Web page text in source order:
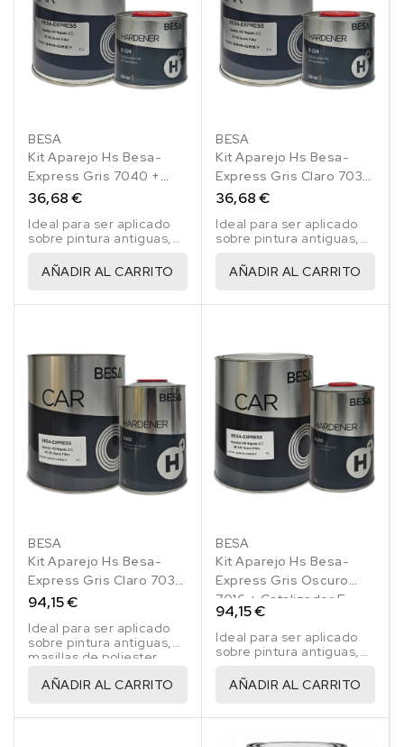
BESA
Kit Aparejo Hs Besa-
Express Gris 7040 +
Catalizador E-224 1,25 Lt
36,68 €
Ideal para ser aplicado
sobre pintura antiguas,
fibra de vidrio, acero y
galvanizado.
AÑADIR AL CARRITO
BESA
Kit Aparejo Hs Besa-
Express Gris Claro 7035
+ Catalizador E-224 1,25
36,68 €
Ideal para ser aplicado
sobre pintura antiguas,
fibra de vidrio, acero y
galvanizado.
AÑADIR AL CARRITO
BESA
Kit Aparejo Hs Besa-
Express Gris Claro 7035
+ E-202 5 Lt
94,15 €
Ideal para ser aplicado
sobre pintura antiguas,
masillas de poliester,
galvanizado.
AÑADIR AL CARRITO
BESA
Kit Aparejo Hs Besa-
Express Gris Oscuro
7016 + Catalizador E-
202 5 Lt
94,15 €
Ideal para ser aplicado
sobre pintura antiguas,
fibra de vidrio, acero y
AÑADIR AL CARRITO